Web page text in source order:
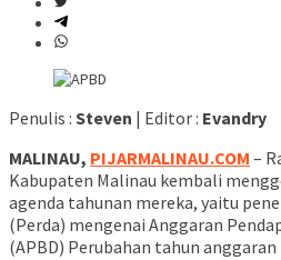
Penulis : Steven | Editor : Evandry
MALINAU, PIJARMALINAU.COM –
Kabupaten Malinau kembali
agenda tahunan mereka, yaitu
(Perda) mengenai Anggaran
(APBD) Perubahan tahun anggaran